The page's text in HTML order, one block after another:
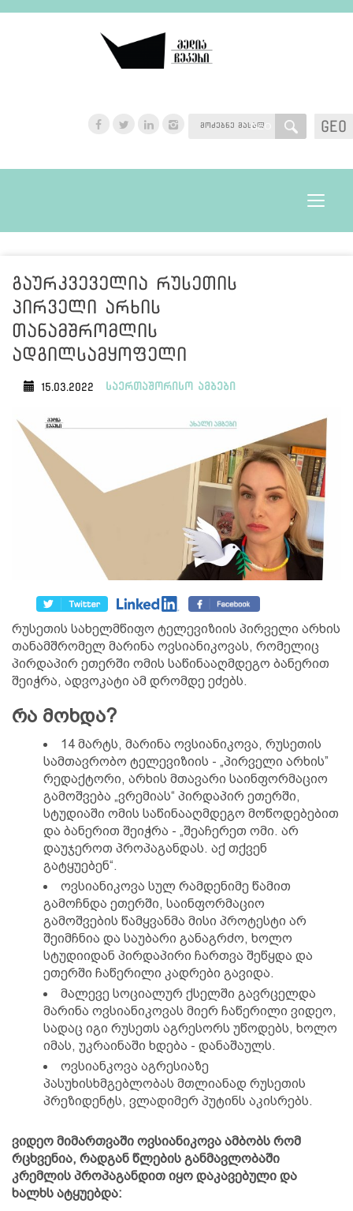
GEO
GEO
Toggle
გაურკვეველია რუსეთის
პირველი არხის
თანამშრომლის
ადგილსამყოფელი
15.03.2022 საერთაშორისო ამბები
რუსეთის სახელმწიფო ტელევიზიის პირველი არხის
თანამშრომელ მარინა ოვსიანიკოვას, რომელიც
პირდაპირ ეთერში ომის საწინააღმდეგო ბანერით
შეიჭრა, ადვოკატი ამ დრომდე ეძებს.
რა მოხდა?
14 მარტს, მარინა ოვსიანიკოვა, რუსეთის
სამთავრობო ტელევიზიის - „პირველი არხის”
რედაქტორი, არხის მთავარი საინფორმაციო
გამოშვება „ვრემიას“ პირდაპირ ეთერში,
სტუდიაში ომის საწინააღმდეგო მოწოდებებით
და ბანერით შეიჭრა - „შეაჩერეთ ომი. არ
დაუჯეროთ პროპაგანდას. აქ თქვენ
გატყუებენ“.
ოვსიანიკოვა სულ რამდენიმე წამით
გამოჩნდა ეთერში, საინფორმაციო
გამოშვების წამყვანმა მისი პროტესტი არ
შეიმჩნია და საუბარი განაგრძო, ხოლო
სტუდიიდან პირდაპირი ჩართვა შეწყდა და
ეთერში ჩაწერილი კადრები გავიდა.
მალევე სოციალურ ქსელში გავრცელდა
მარინა ოვსიანიკოვას მიერ ჩაწერილი ვიდეო,
სადაც იგი რუსეთს აგრესორს უწოდებს, ხოლო
იმას, უკრაინაში ხდება - დანაშაულს.
ოვსიანკოვა აგრესიაზე
პასუხისხმგებლობას მთლიანად რუსეთის
პრეზიდენტს, ვლადიმერ პუტინს აკისრებს.
ვიდეო მიმართვაში ოვსიანიკოვა ამბობს რომ
რცხვენია, რადგან წლების განმავლობაში
კრემლის პროპაგანდით იყო დაკავებული და
ხალხს ატყუებდა: